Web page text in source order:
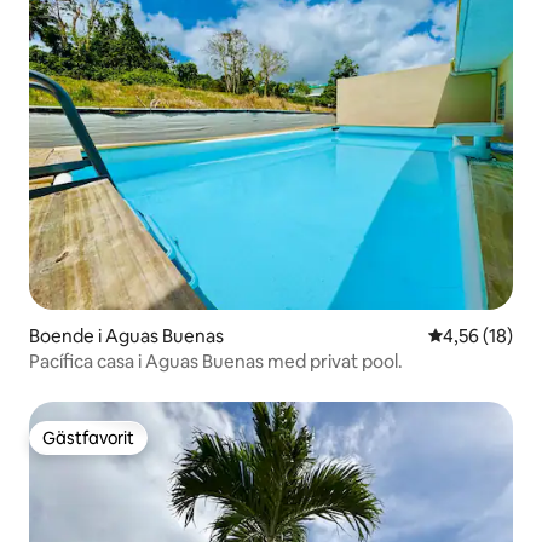
Boende i Aguas Buenas 4,56 av 5 i
4,56 (18)
Pacífica casa i Aguas Buenas med privat pool.
Gästfavorit
Gästfavorit